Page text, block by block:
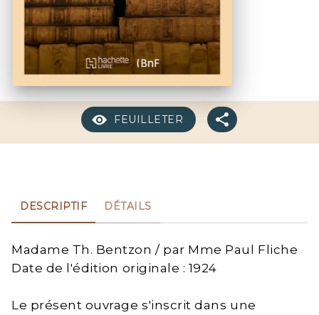
FEUILLETER
DESCRIPTIF DÉTAILS
Madame Th. Bentzon / par Mme Paul Fliche
Date de l'édition originale : 1924
Le présent ouvrage s'inscrit dans une